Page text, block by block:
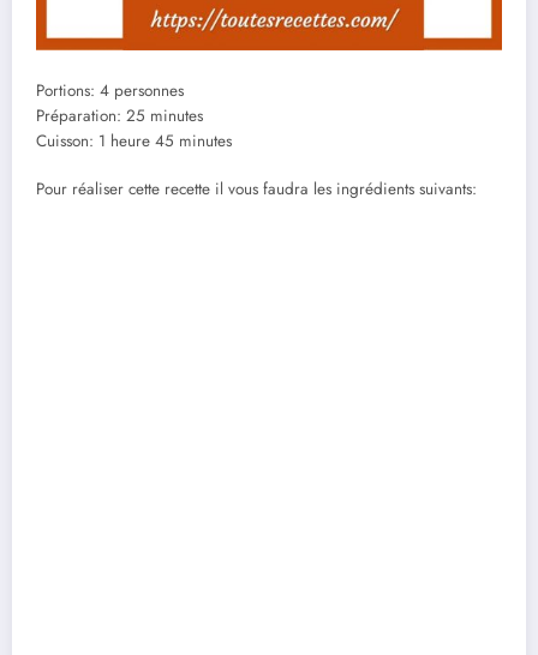
Portions: 4 personnes
Préparation: 25 minutes
Cuisson: 1 heure 45 minutes
Pour réaliser cette recette il vous faudra les ingrédients suivants: